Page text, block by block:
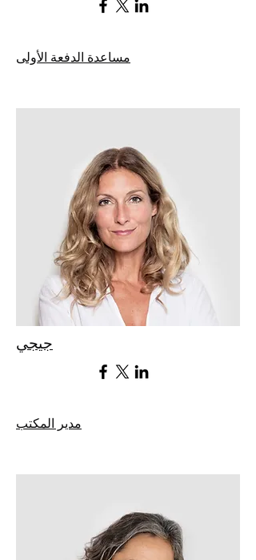
مساعدة الدفعة الأولى
جيجي
مدير المكتب